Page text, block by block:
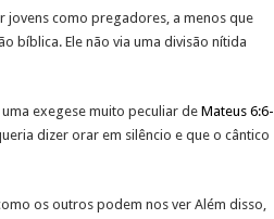
jovens como pregadores, a menos que
bíblica. Ele não via uma divisão nítida
exegese muito peculiar de Mateus 6:6-
dizer orar em silêncio e que o cântico
os outros podem nos ver Além disso,